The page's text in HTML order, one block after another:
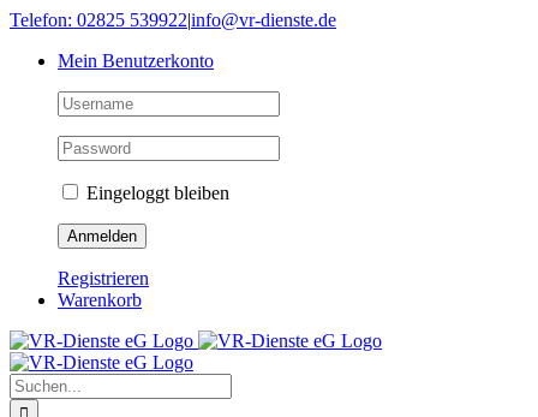
Skip
content
Telefon: 02825 539922|info@vr-dienste.de
Mein Benutzerkonto
Eingeloggt bleiben
Registrieren
Warenkorb
Suche
nach: